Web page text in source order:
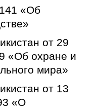
«Об
от 29
«Об охране и
мира»
от 13
«О